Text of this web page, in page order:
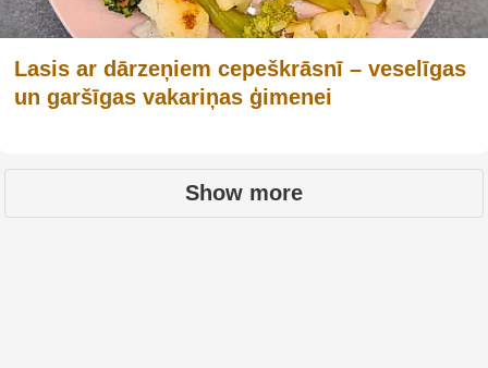
Lasis ar dārzeņiem cepeškrāsnī – veselīgas
un garšīgas vakariņas ģimenei
Show more